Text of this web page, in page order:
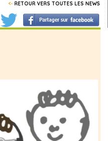
<- RETOUR VERS TOUTES LES NEWS